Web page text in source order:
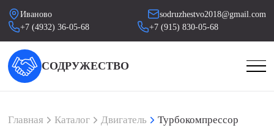
Иваново
sodruzhestvo2018@gmail.com
+7 (4932) 36-05-68
+7 (915) 830-05-68
СОДРУЖЕСТВО
Главная Каталог Двигатель Турбокомпрессор